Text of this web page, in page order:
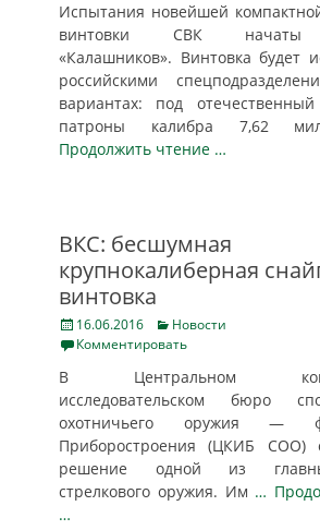
Испытания новейшей
винтовки СВК начаты
«Калашников». Винтовка будет
российскими
вариантах: под
патроны калибра 7,62
Продолжить чтение …
ВКС: бесшумная
крупнокалиберная
винтовка
Posted
on
16.06.2016 Categories
Новости
Комментировать
В Центральном
исследовательском бюро
охотничьего оружия —
Приборостроения (ЦКИБ СОО)
решение одной из
стрелкового оружия. Им …
…